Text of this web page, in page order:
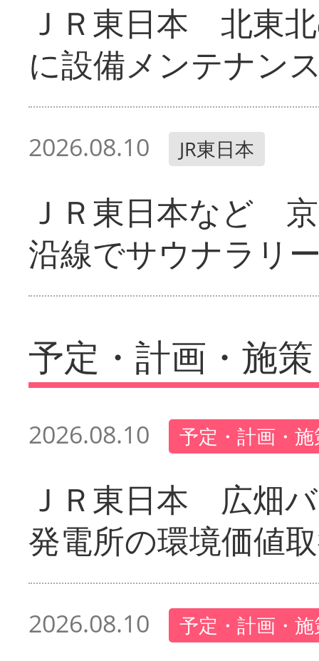
ＪＲ東日本 北東
に設備メンテナン
2026.08.10 JR東日本
ＪＲ東日本など
沿線でサウナラリ
予定・計画・施策
2026.08.10 予定・計画・
ＪＲ東日本 広畑
発電所の環境価値
2026.08.10 予定・計画・